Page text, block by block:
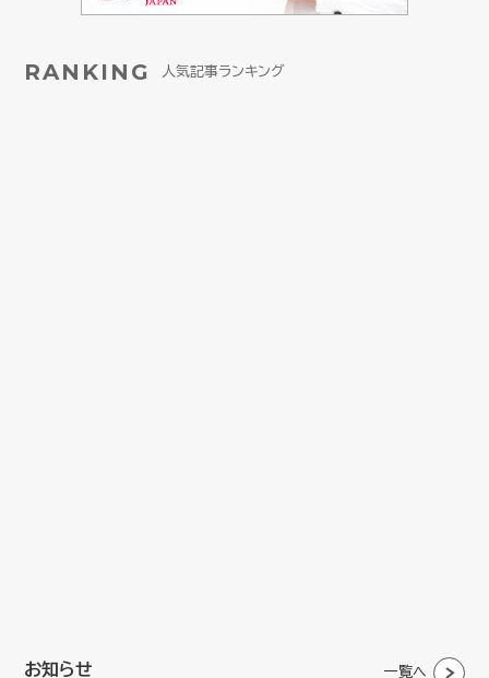
RANKING 人気記事ランキング
お知らせ 一覧へ